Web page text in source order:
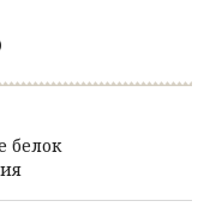
белок